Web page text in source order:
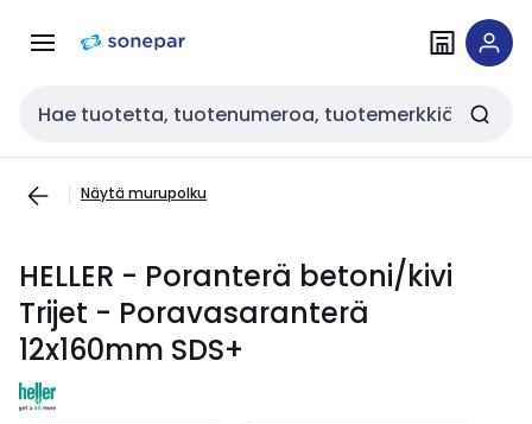
navigointiinsisältöön
Haku
Näytä murupolku
HELLER - Poranterä betoni/kivi
Trijet - Poravasaranterä
12x160mm SDS+